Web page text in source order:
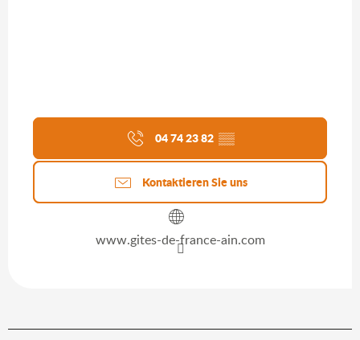
04 74 23 82 ▒▒
Kontaktieren Sie uns
www.gites-de-france-ain.com